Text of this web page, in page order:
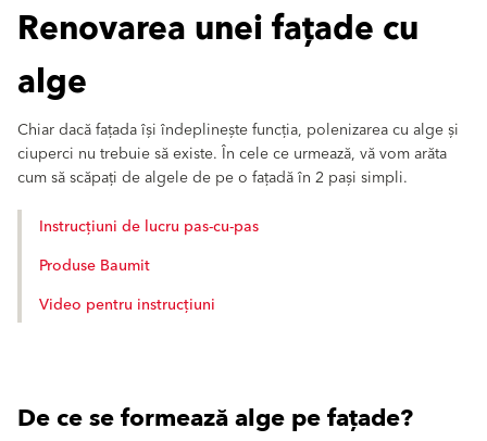
Renovarea unei fațade cu
alge
Chiar dacă fațada își îndeplinește funcția, polenizarea cu alge și
ciuperci nu trebuie să existe. În cele ce urmează, vă vom arăta
cum să scăpați de algele de pe o fațadă în 2 pași simpli.
Instrucțiuni de lucru pas-cu-pas
Produse Baumit
Video pentru instrucțiuni
De ce se formează alge pe fațade?